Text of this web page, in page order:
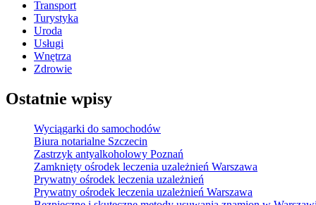
Transport
Turystyka
Uroda
Usługi
Wnętrza
Zdrowie
Ostatnie wpisy
Wyciągarki do samochodów
Biura notarialne Szczecin
Zastrzyk antyalkoholowy Poznań
Zamknięty ośrodek leczenia uzależnień Warszawa
Prywatny ośrodek leczenia uzależnień
Prywatny ośrodek leczenia uzależnień Warszawa